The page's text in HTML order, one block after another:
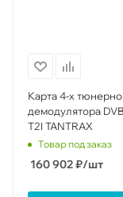
Карта 4-х
демодулятора
T2I TANTRAX
Товар под заказ
160 902₽/шт